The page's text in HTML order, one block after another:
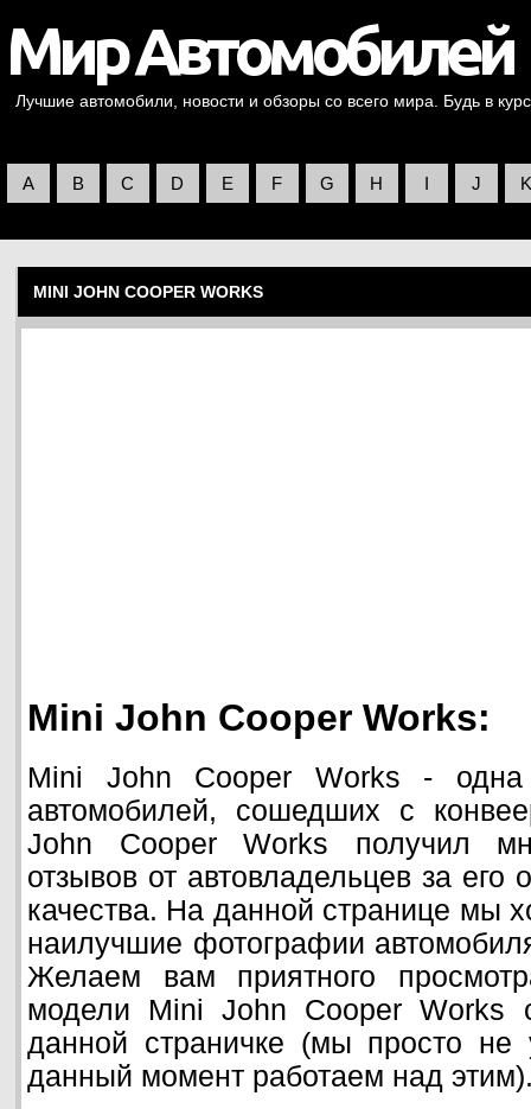
Лучшие автомобили, новости и обзоры со всего мира. Будь в
A B C D E F G H I J K
MINI JOHN COOPER WORKS
Mini John Cooper Works:
Mini John Cooper Works -
автомобилей, сошедших с
John Cooper Works получил
отзывов от автовладельцев за его
качества. На данной странице мы
наилучшие фотографии
Желаем вам приятного
модели Mini John Cooper Works
данной страничке (мы просто не
данный момент работаем над